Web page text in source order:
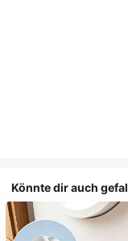
Könnte dir auch